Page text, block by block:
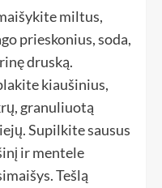
miltus,
prieskonius, soda,
druską.
kiaušinius,
granuliuotą
Supilkite sausus
ir mentele
Tešlą